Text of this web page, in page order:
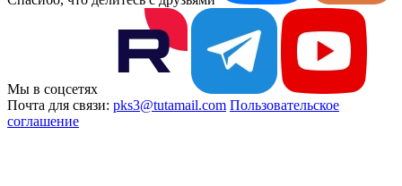
Мы в соцсетях
Почта для связи: pks3@tutamail.com Пользовательское
соглашение